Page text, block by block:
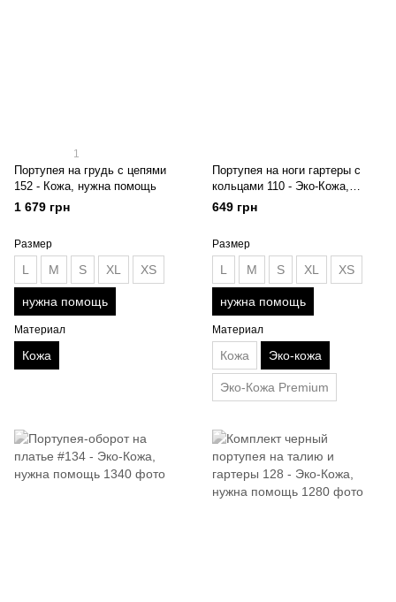
1
Портупея на грудь с цепями
152 - Кожа, нужна помощь
1 679 грн
Размер
L M S XL XS
нужна помощь
Материал
Кожа
Портупея на ноги гартеры с
кольцами 110 - Эко-Кожа,
нужна помощь
649 грн
Размер
L M S XL XS
нужна помощь
Материал
Кожа Эко-кожа
Эко-Кожа Premium